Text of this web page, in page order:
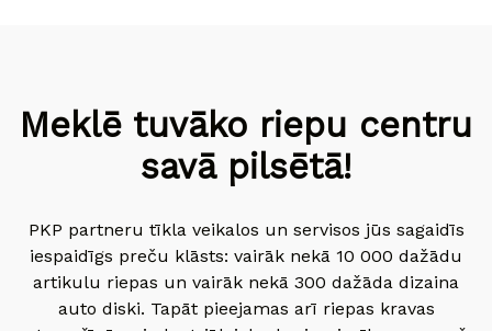
Meklē tuvāko riepu centru
savā pilsētā!
PKP partneru tīkla veikalos un servisos jūs sagaidīs
iespaidīgs preču klāsts: vairāk nekā 10 000 dažādu
artikulu riepas un vairāk nekā 300 dažāda dizaina
auto diski. Tapāt pieejamas arī riepas kravas